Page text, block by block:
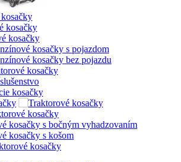
kosačky
kosačky
kosačky s pojazdom
kosačky bez pojazdu
kosačky
kosačky
kosačky
kosačky s bočným vyhadzovaním
kosačky s košom
kosačky